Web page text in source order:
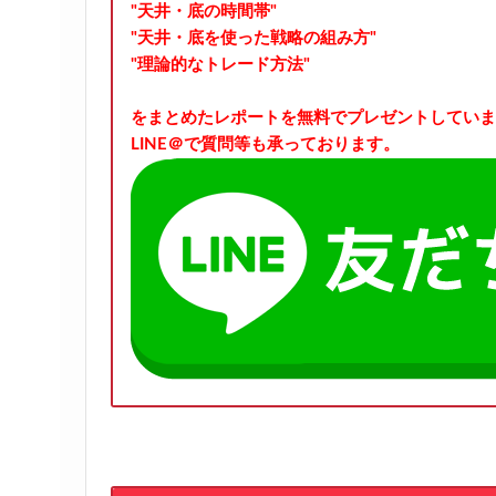
"天井・底の時間帯"
"天井・底を使った戦略の組み方"
"理論的なトレード方法"
をまとめたレポートを無料でプレゼントしてい
LINE＠で質問等も承っております。